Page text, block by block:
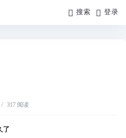
搜索 登录
/ 317 阅读
了